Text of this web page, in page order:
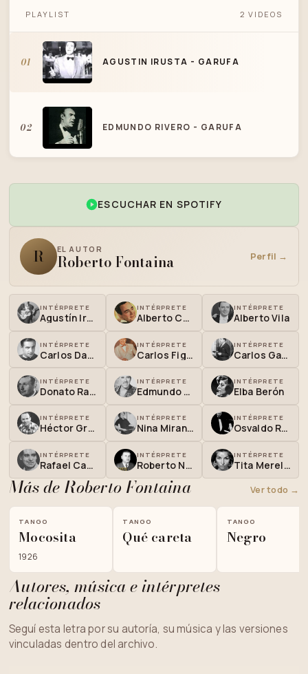
PLAYLIST 2 VIDEOS
01 AGUSTIN IRUSTA - GARUFA
02 EDMUNDO RIVERO - GARUFA
ESCUCHAR EN SPOTIFY
R EL AUTOR
Roberto Fontaina Perfil →
INTÉRPRETE
Agustín Irusta
INTÉRPRETE
Alberto Castillo
INTÉRPRETE
Alberto Vila
INTÉRPRETE
Carlos Dante
INTÉRPRETE
Carlos Figari
INTÉRPRETE
Carlos Gardel
INTÉRPRETE
Donato Racciatti
INTÉRPRETE
Edmundo Rivero
INTÉRPRETE
Elba Berón
INTÉRPRETE
Héctor Grané
INTÉRPRETE
Nina Miranda
INTÉRPRETE
Osvaldo Requena
INTÉRPRETE
Rafael Canaro
INTÉRPRETE
Roberto Nievas Blanco
INTÉRPRETE
Tita Merello
Más de Roberto Fontaina Ver todo →
TANGO
Mocosita
1926
TANGO
Qué careta
TANGO
Negro
Autores, música e intérpretes
relacionados
Seguí esta letra por su autoría, su música y las versiones
vinculadas dentro del archivo.